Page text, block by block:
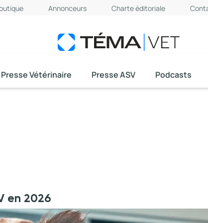
Annonceurs Charte éditoriale
Presse Vétérinaire Presse ASV Podcasts
en 2026